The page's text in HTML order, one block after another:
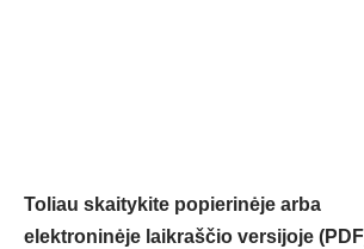
Toliau skaitykite popierinėje arba
elektroninėje laikraščio versijoje